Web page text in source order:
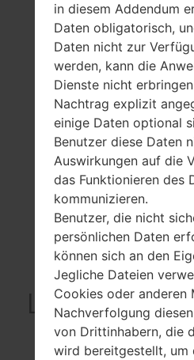
in diesem Addendum
Daten obligatorisch,
Daten nicht zur
werden, kann die
Dienste nicht
Nachtrag explizit
einige Daten optional
Benutzer diese Daten
Auswirkungen auf die
das Funktionieren des
kommunizieren.
Benutzer, die nicht
persönlichen Daten
können sich an den
Jegliche Dateien
Cookies oder anderen
Nachverfolgung
von Drittinhabern, die
wird bereitgestellt, um